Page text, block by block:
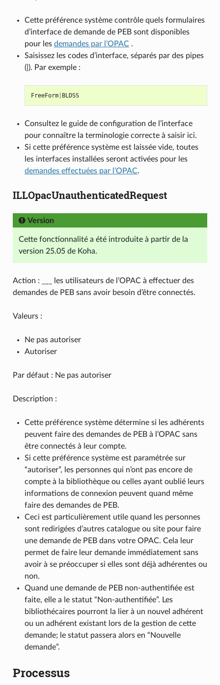
Cette préférence système contrôle quels formulaires
d’interface de demande de PEB sont disponibles
pour les demandes par l’OPAC.
Saisissez les codes d’interface, séparés par des pipes
(|). Par exemple :
FreeForm| BLDSS
Consultez le guide de configuration de l’interface
pour connaître la terminologie correcte à saisir ici.
Si cette préférence système est laissée vide, toutes
les interfaces installées seront activées pour les
demandes effectuées par l’OPAC.
ILLOpacUnauthenticatedRequest
Version
Cette fonctionnalité a été introduite à partir de la
version 25.05 de Koha.
Action : ___ les utilisateurs de l’OPAC à effectuer des
demandes de PEB sans avoir besoin d’être connectés.
Valeurs :
Ne pas autoriser
Autoriser
Par défaut : Ne pas autoriser
Description :
Cette préférence système détermine si les adhérents
peuvent faire des demandes de PEB à l’OPAC sans
être connectés à leur compte.
Si cette préférence système est paramétrée sur
“autoriser”, les personnes qui n’ont pas encore de
compte à la bibliothèque ou celles ayant oublié leurs
informations de connexion peuvent quand même
faire des demandes de PEB.
Ceci est particulièrement utile quand les personnes
sont redirigées d’autres catalogue ou site pour faire
une demande de PEB dans votre OPAC. Cela leur
permet de faire leur demande immédiatement sans
avoir à se préoccuper si elles sont déjà adhérentes ou
non.
Quand une demande de PEB non-authentifiée est
faite, elle a le statut “Non-authentifiée”. Les
bibliothécaires pourront la lier à un nouvel adhérent
ou un adhérent existant lors de la gestion de cette
demande; le statut passera alors en “Nouvelle
demande”.
Processus